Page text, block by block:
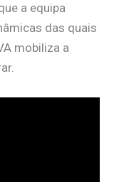
a equipa
das quais
mobiliza a